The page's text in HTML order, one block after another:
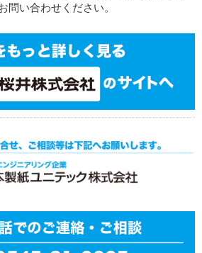
問い合わせください。